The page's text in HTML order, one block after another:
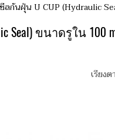
กันฝุ่น U CUP (Hydraulic
Seal) ขนาดรูใน 100
เรียง